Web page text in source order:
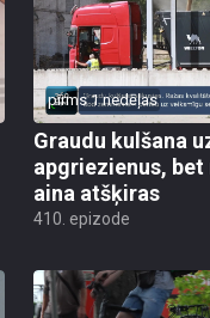
pirms 1 nedēļas
Graudu kulšana
apgriezienus,
aina atšķiras
410. epizode